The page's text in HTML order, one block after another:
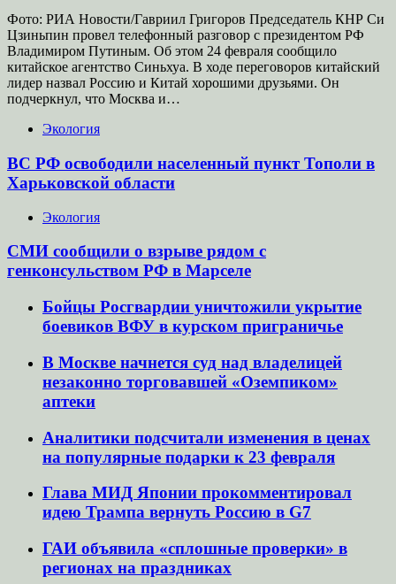
Фото: РИА Новости/Гавриил Григоров Председатель КНР Си
Цзиньпин провел телефонный разговор с президентом РФ
Владимиром Путиным. Об этом 24 февраля сообщило
китайское агентство Синьхуа. В ходе переговоров китайский
лидер назвал Россию и Китай хорошими друзьями. Он
подчеркнул, что Москва и…
Экология
ВС РФ освободили населенный пункт Тополи в
Харьковской области
Экология
СМИ сообщили о взрыве рядом с
генконсульством РФ в Марселе
Бойцы Росгвардии уничтожили укрытие
боевиков ВФУ в курском приграничье
В Москве начнется суд над владелицей
незаконно торговавшей «Оземпиком»
аптеки
Аналитики подсчитали изменения в ценах
на популярные подарки к 23 февраля
Глава МИД Японии прокомментировал
идею Трампа вернуть Россию в G7
ГАИ объявила «сплошные проверки» в
регионах на праздниках